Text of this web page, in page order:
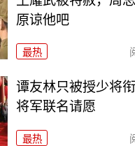
原谅他吧
最热
谭友林只被授少将
将军联名请愿
最热